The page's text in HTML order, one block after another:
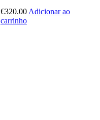
€320.00 Adicionar ao
carrinho